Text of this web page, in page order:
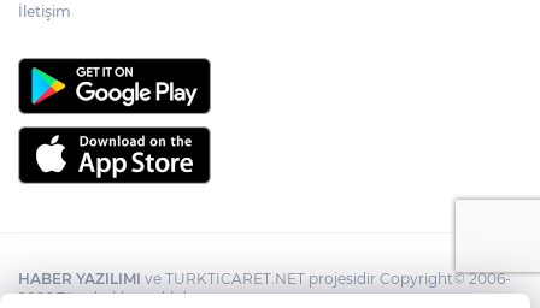
İletişim
HABER YAZILIMI ve TURKTICARET.NET projesidir Copyright© 2006-
2026 Tüm hakları saklıdır.